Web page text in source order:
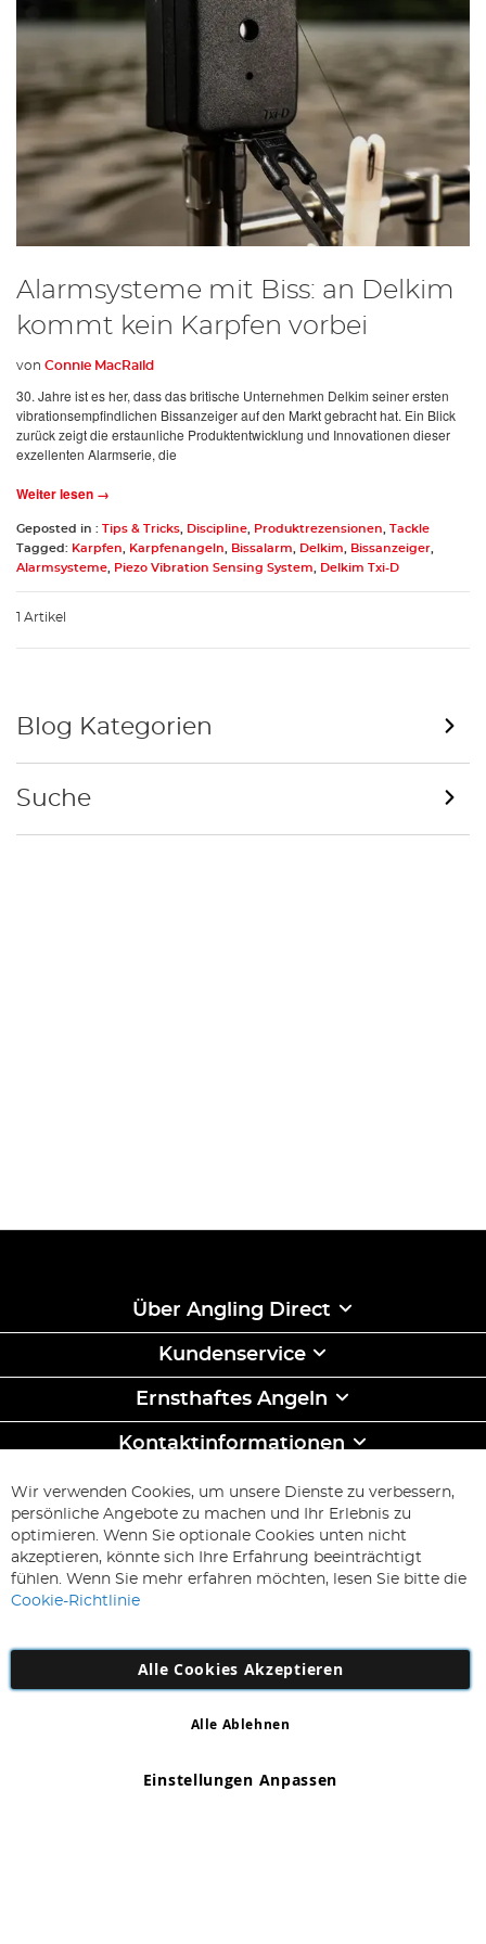
Alarmsysteme mit Biss: an Delkim
kommt kein Karpfen vorbei
von Connie MacRaild
30. Jahre ist es her, dass das britische Unternehmen Delkim seiner ersten
vibrationsempfindlichen Bissanzeiger auf den Markt gebracht hat. Ein Blick
zurück zeigt die erstaunliche Produktentwicklung und Innovationen dieser
exzellenten Alarmserie, die
Weiter lesen →
Geposted in : Tips & Tricks Discipline Produktrezensionen
Tackle
Tagged: Karpfen Karpfenangeln Bissalarm Delkim Bissanzeiger
Alarmsysteme
Piezo Vibration Sensing System Delkim Txi-D
1 Artikel
Blog Kategorien
Suche
Über Angling Direct
Kundenservice
Ernsthaftes Angeln
Kontaktinformationen
ABONNIEREN & SPAREN
Melden
Sie
unseren
Newsletter
Abonnieren
Firmennummer: 863029607
Wir verwenden Cookies, um unsere Dienste zu verbessern,
persönliche Angebote zu machen und Ihr Erlebnis zu
optimieren. Wenn Sie optionale Cookies unten nicht
akzeptieren, könnte sich Ihre Erfahrung beeinträchtigt
fühlen. Wenn Sie mehr erfahren möchten, lesen Sie bitte die
Cookie-Richtlinie
Alle Cookies Akzeptieren
Einstellungen Anpassen
Alle Ablehnen